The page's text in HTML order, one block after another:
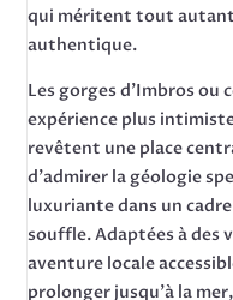
qui méritent tout autant
authentique.
Les gorges d’Imbros ou
expérience plus
revêtent une place
d’admirer la géologie
luxuriante dans un
souffle. Adaptées à des
aventure locale
prolonger jusqu’à la